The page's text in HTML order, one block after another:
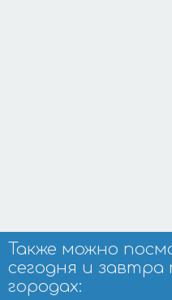
Также можно
сегодня и завтра
городах: